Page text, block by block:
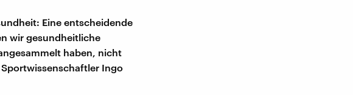
Eine entscheidende
wir gesundheitliche
haben, nicht
Ingo